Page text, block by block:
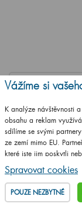
Máte dotaz?
+420
Po - Pá:
Vážíme si
K analýze návštěvnosti
obsahu a reklam
sdílíme se svými
ze zemí mimo EU.
které jste jim poskytli
služby.
Podrobné
Spravovat cookies
POUZE NEZBYTNÉ